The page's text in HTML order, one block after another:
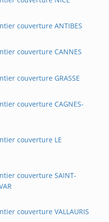
couverture ANTIBES
couverture CANNES
couverture GRASSE
couverture CAGNES-
couverture LE
couverture SAINT-
couverture VALLAURIS